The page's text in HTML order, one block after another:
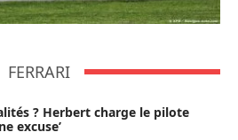
FERRARI
? Herbert charge le pilote
excuse’